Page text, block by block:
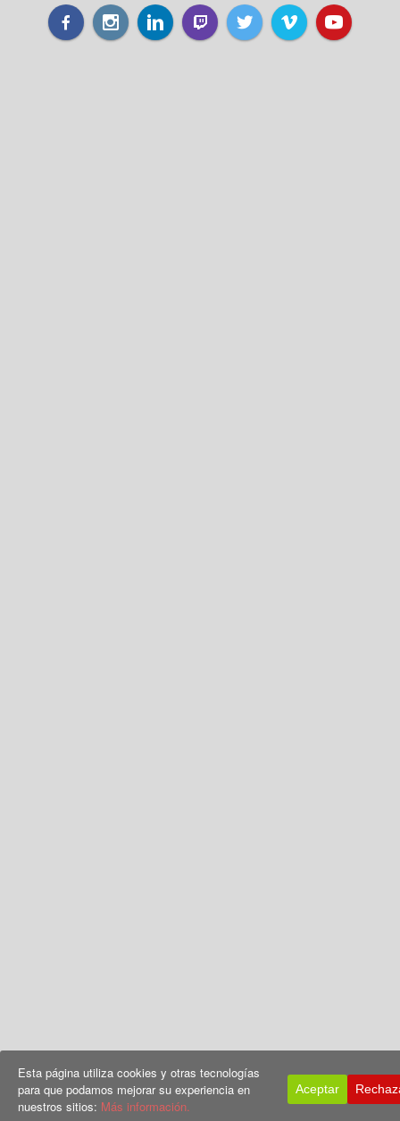
Esta página utiliza cookies y otras tecnologías
para que podamos mejorar su experiencia en
nuestros sitios: Más información.
Aceptar